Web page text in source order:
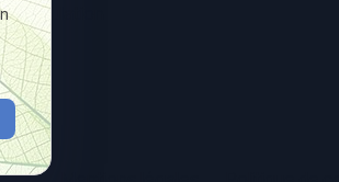
Postulation